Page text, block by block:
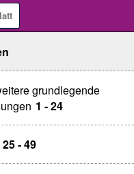
grundlegende
1 - 24
25 - 49